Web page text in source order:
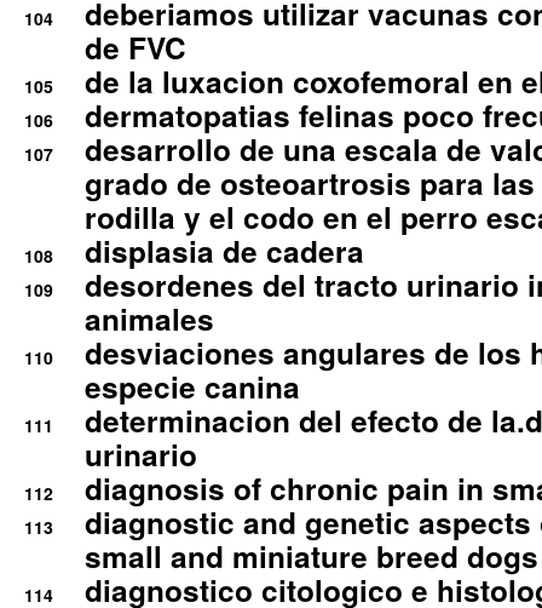
104
deberiamos utilizar vacunas
de FVC
105 de la luxacion coxofemoral en
106 dermatopatias felinas poco
107
desarrollo de una escala de
grado de osteoartrosis para
rodilla y el codo en el perro
108 displasia de cadera
109
desordenes del tracto urinario
animales
110
desviaciones angulares de los
especie canina
111
determinacion del efecto de
urinario
112 diagnosis of chronic pain in
113
diagnostic and genetic
small and miniature breed
114
diagnostico citologico e